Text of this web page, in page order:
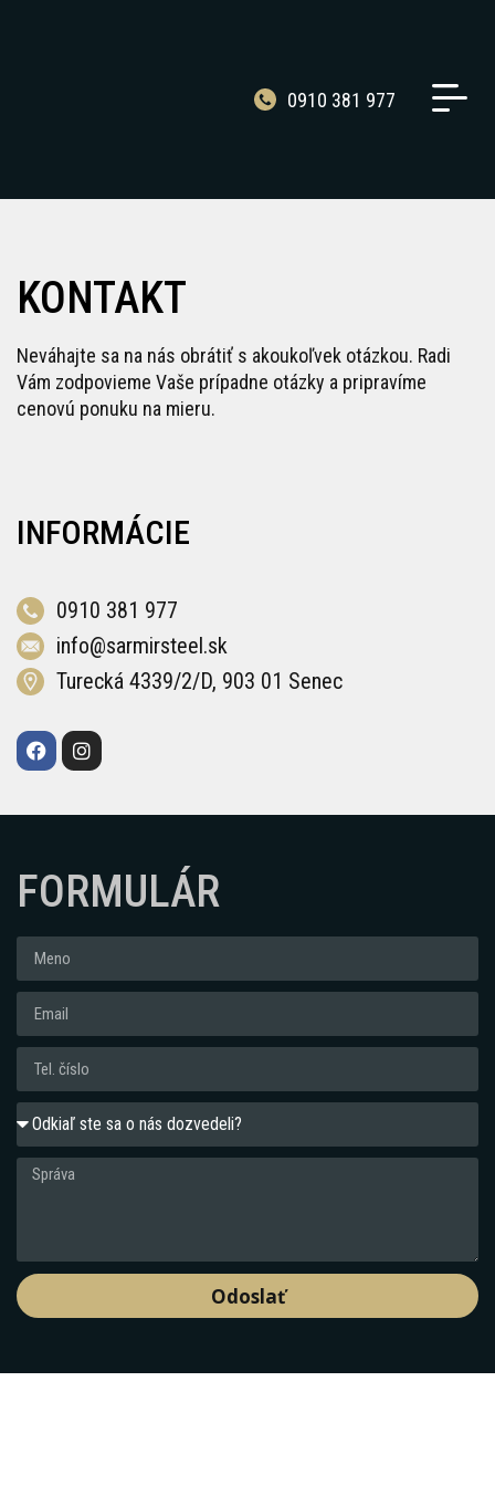
0910 381 977
KONTAKT
Neváhajte sa na nás obrátiť s akoukoľvek otázkou. Radi
Vám zodpovieme Vaše prípadne otázky a pripravíme
cenovú ponuku na mieru.
INFORMÁCIE
0910 381 977
info@sarmirsteel.sk
Turecká 4339/2/D, 903 01 Senec
FORMULÁR
Odoslať